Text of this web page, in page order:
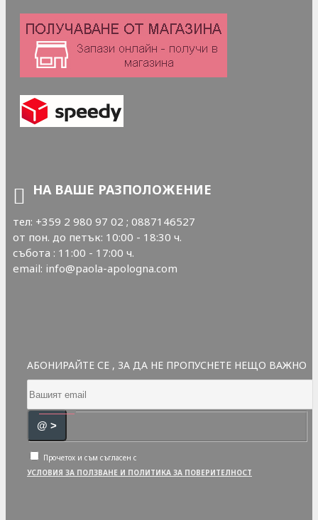
НА ВАШЕ РАЗПОЛОЖЕНИЕ
тел: +359 2 980 97 02 ; 0887146527
от пон. до петък: 10:00 - 18:30 ч.
събота : 11:00 - 17:00 ч.
email: info@paola-apologna.com
АБОНИРАЙТЕ СЕ , ЗА ДА НЕ ПРОПУСНЕТЕ НЕЩО ВАЖНО
@ >
Прочетох и съм съгласен с
УСЛОВИЯ ЗА ПОЛЗВАНЕ И ПОЛИТИКА ЗА ПОВЕРИТЕЛНОСТ